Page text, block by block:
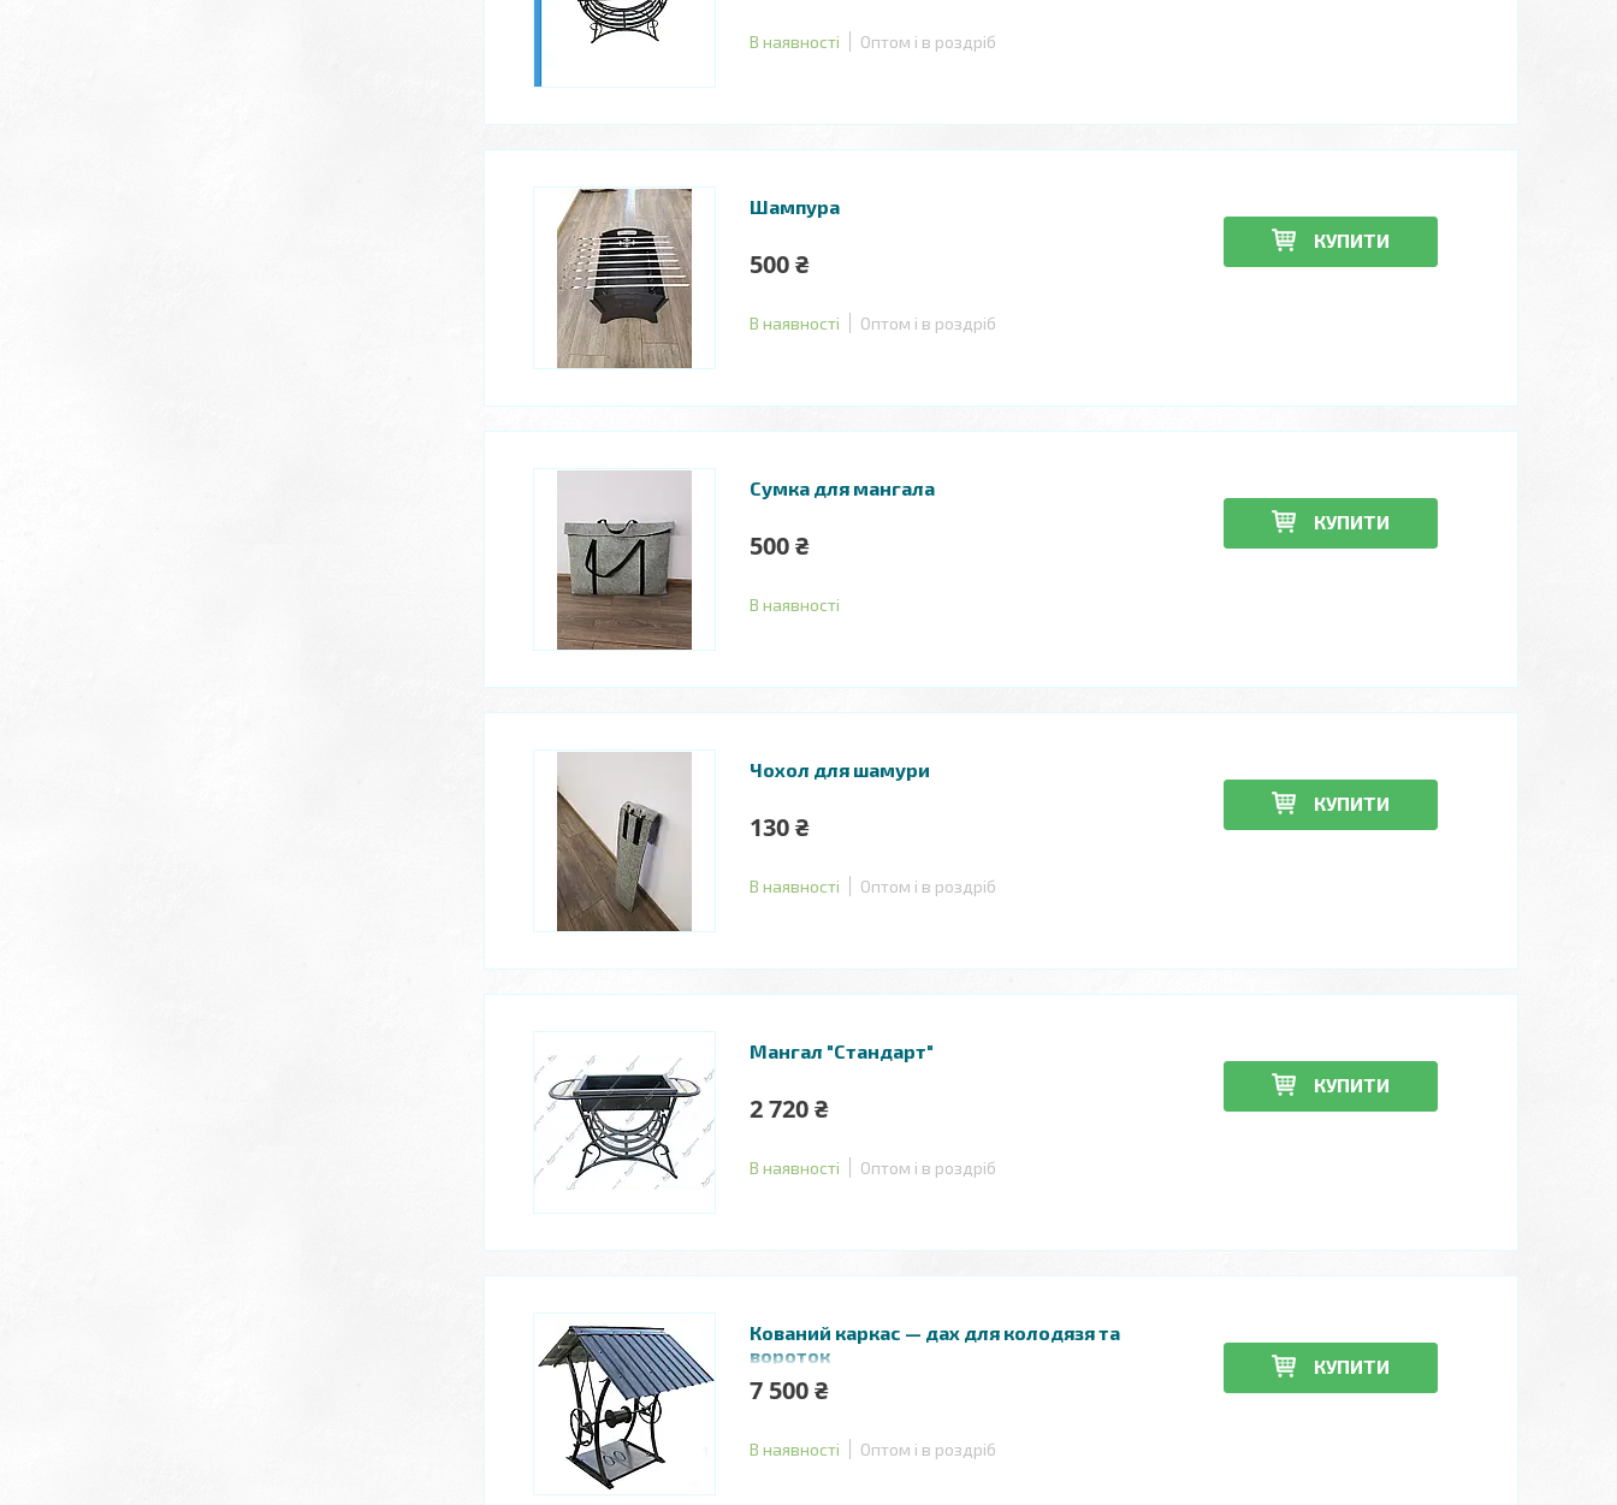
В наявності Оптом і в роздріб
КУПИТИ
Шампура
500 ₴
В наявності Оптом і в роздріб
КУПИТИ
Сумка для мангала
500 ₴
В наявності
КУПИТИ
Чохол для шамури
130 ₴
В наявності Оптом і в роздріб
КУПИТИ
Мангал "Стандарт"
2 720 ₴
В наявності Оптом і в роздріб
КУПИТИ
Кований каркас — дах для колодязя та
вороток
7 500 ₴
В наявності Оптом і в роздріб